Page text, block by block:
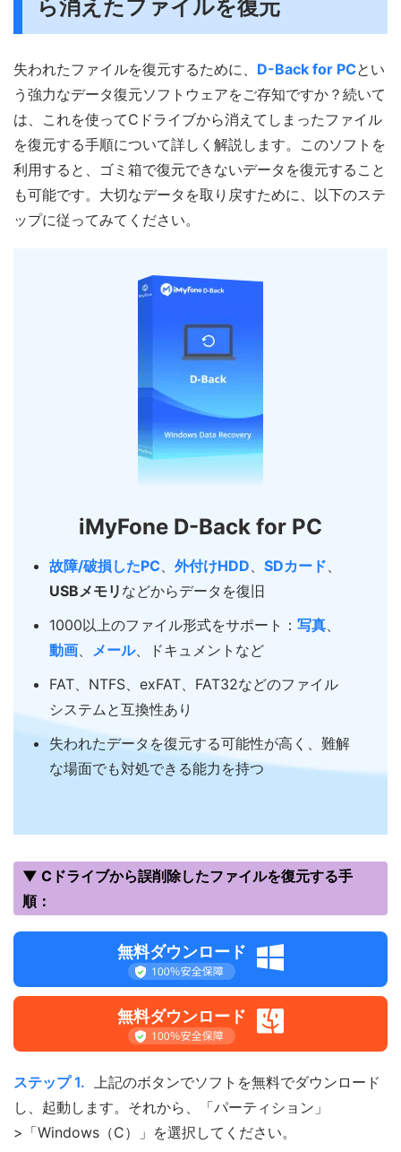
ら消えたファイルを復元
失われたファイルを復元するために、 D-Back for PCとい
う強力なデータ復元ソフトウェアをご存知ですか？続いて
は、これを使ってCドライブから消えてしまったファイル
を復元する手順について詳しく解説します。このソフトを
利用すると、ゴミ箱で復元できないデータを復元すること
も可能です。大切なデータを取り戻すために、以下のステ
ップに従ってみてください。
iMyFone D-Back for PC
故障/破損したPC 外付けHDD SDカード
USBメモリ などからデータを復旧
1000以上のファイル形式をサポート： 写真
動画
メール、ドキュメントなど
FAT、NTFS、exFAT、FAT32などのファイル
システムと互換性あり
失われたデータを復元する可能性が高く、難解
な場面でも対処できる能力を持つ
▼ Cドライブから誤削除したファイルを復元する手
順：
無料ダウンロード
無料ダウンロード
ステップ 1.
上記のボタンでソフトを無料でダウンロード
し、起動します。それから、「パーティション」
>「Windows（C）」を選択してください。